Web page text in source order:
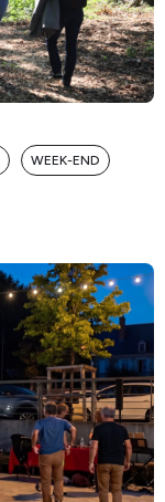
WEEK-END